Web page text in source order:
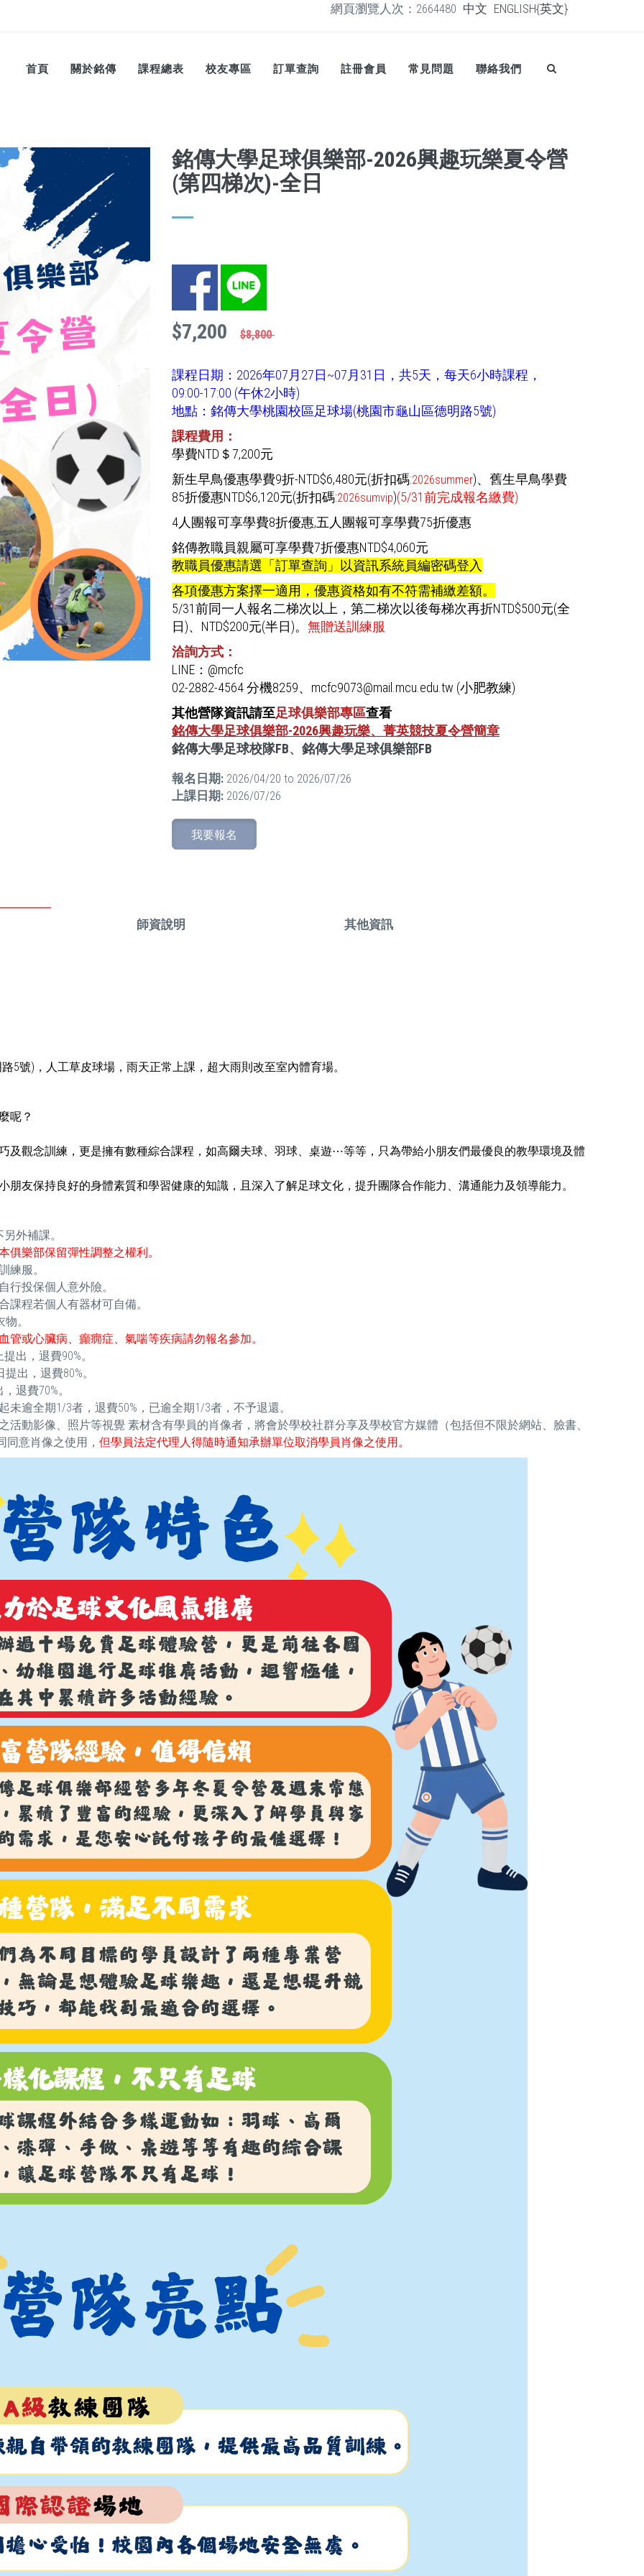
網頁瀏覽人次：2664480 中文 ENGLISH{英文}
首頁 關於銘傳 課程總表 校友專區 訂單查詢 註冊會員 常見問題 聯絡我們
銘傳大學足球俱樂部-2026興趣玩樂夏令營
(第四梯次)-全日
Facebook LINE
$7,200 $8,800
課程日期：2026年07月27日~07月31日，共5天，每天6小時課程，
09:00-17:00 (午休2小時)
地點：銘傳大學桃園校區足球場(桃園市龜山區德明路5號)
課程費用：
學費NTD＄7,200元
新生早鳥優惠學費9折-NTD$6,480元(折扣碼:2026summer)、舊生早鳥學費
85折優惠NTD$6,120元(折扣碼:2026sumvip)(5/31前完成報名繳費)
4人團報可享學費8折優惠,五人團報可享學費75折優惠
銘傳教職員親屬可享學費7折優惠NTD$4,060元
教職員優惠請選「訂單查詢」以資訊系統員編密碼登入
各項優惠方案擇一適用，優惠資格如有不符需補繳差額。
5/31前同一人報名二梯次以上，第二梯次以後每梯次再折NTD$500元(全
日)、NTD$200元(半日)。 無贈送訓練服
洽詢方式：
LINE：@mcfc
02-2882-4564 分機8259、mcfc9073@mail.mcu.edu.tw (小肥教練)
其他營隊資訊請至足球俱樂部專區查看
銘傳大學足球俱樂部-2026興趣玩樂、菁英競技夏令營簡章
銘傳大學足球校隊FB、 銘傳大學足球俱樂部FB
報名日期: 2026/04/20 to 2026/07/26
上課日期: 2026/07/26
我要報名
師資說明 其他資訊
5號)，人工草皮球場，雨天正常上課，超大雨則改至室內體育場。
呢？
及觀念訓練，更是擁有數種綜合課程，如高爾夫球、羽球、桌遊⋯等等，只為帶給小朋友們最優良的教學環境及體
朋友保持良好的身體素質和學習健康的知識，且深入了解足球文化，提升團隊合作能力、溝通能力及領導能力。
外補課。
俱樂部保留彈性調整之權利。
練服。
行投保個人意外險。
課程若個人有器材可自備。
。
管或心臟病、癲癇症、氣喘等疾病請勿報名參加。
出，退費90%。
出，退費80%。
退費70%。
逾全期1/3者，退費50%，已逾全期1/3者，不予退還。
活動影像、照片等視覺 素材含有學員的肖像者，將會於學校社群分享及學校官方媒體（包括但不限於網站、臉書、
同意肖像之使用， 但學員法定代理人得隨時通知承辦單位取消學員肖像之使用。